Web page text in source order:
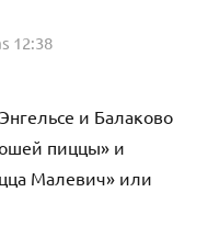
12:38
и Балаково
пиццы» и
Малевич» или